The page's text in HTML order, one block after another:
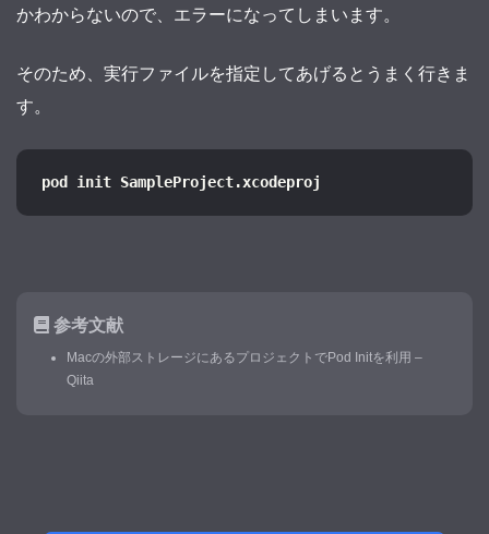
かわからないので、エラーになってしまいます。
そのため、実行ファイルを指定してあげるとうまく行きま
す。
pod init SampleProject.xcodeproj
参考文献
Macの外部ストレージにあるプロジェクトでPod Initを利用 –
Qiita